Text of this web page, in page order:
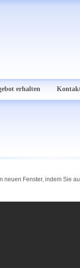
erhalten
Fenster, indem Sie